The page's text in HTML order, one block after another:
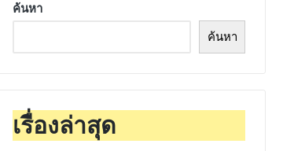
ค้นหา
ค้นหา
เรื่องล่าสุด